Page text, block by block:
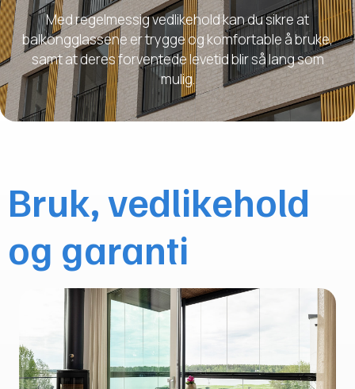
Med regelmessig vedlikehold kan du sikre at
balkongglassene er trygge og komfortable å bruke,
samt at deres forventede levetid blir så lang som
mulig.
Bruk, vedlikehold
og garanti